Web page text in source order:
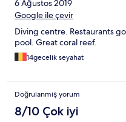
6 Ağustos 2019
Google ile çevir
Diving centre. Restaurants
pool. Great coral reef.
14gecelik seyahat
Doğrulanmış yorum
8/10 Çok iyi